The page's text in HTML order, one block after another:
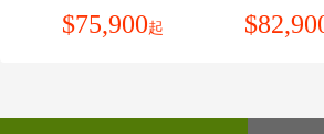
此行程報價適用本國人，持外國護照
不大，所以大多以鍋爐加熱產生熱水供應
式；於是在同時段太多人同時使用時，便
入出境：
照），則須辦理簽證手續。入境時，須填寫【
$82,900起 $